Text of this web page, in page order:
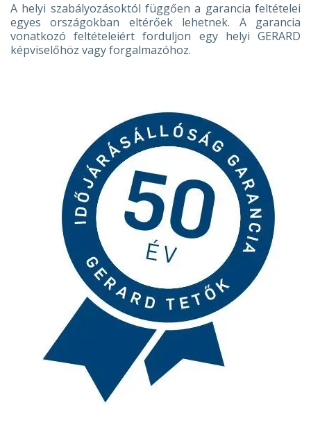
A helyi szabályozásoktól függően a garancia feltételei
egyes országokban eltérőek lehetnek. A garancia
vonatkozó feltételeiért forduljon egy helyi GERARD
képviselőhöz vagy forgalmazóhoz.